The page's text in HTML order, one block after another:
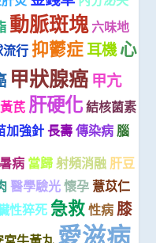
動脈斑塊 六味地
行 抑鬱症耳機心
甲狀腺癌 甲亢
黃芪 肝硬化結核菌素
加強針 長壽 傳染病 腦
暑病 當歸 射頻消融 肝豆
醫學驗光 懷孕 薏苡仁
性猝死 急救 性病 膝
愛滋病